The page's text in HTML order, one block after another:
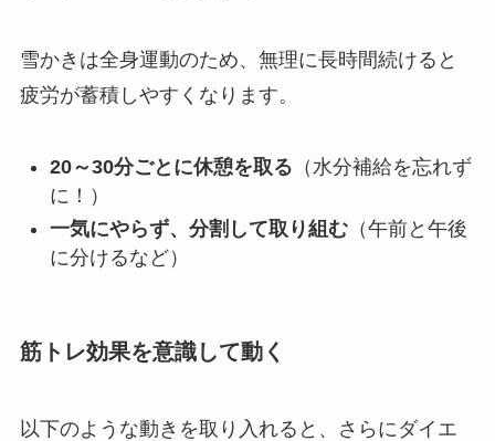
雪かきは全身運動のため、無理に長時間続けると
疲労が蓄積しやすくなります。
20～30分ごとに休憩を取る （水分補給を忘れず
に！）
一気にやらず、分割して取り組む（午前と午後
に分けるなど）
筋トレ効果を意識して動く
以下のような動きを取り入れると、さらにダイエ